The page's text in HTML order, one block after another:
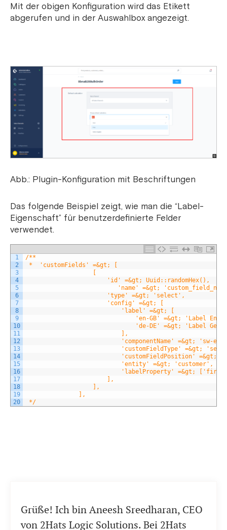
Mit der obigen Konfiguration wird das Etikett
abgerufen und in der Auswahlbox angezeigt.
Abb.: Plugin-Konfiguration mit Beschriftungen
Das folgende Beispiel zeigt, wie man die “Label-
Eigenschaft” für benutzerdefinierte Felder
verwendet.
1
2
3
4
5
6
7
8
9
10
11
12
13
14
15
16
17
18
19
20
/**
*  'customFields' =&gt; [
'id' =&gt; Uuid::randomHex(),
'name' =&gt;
'type' =&gt; 'select',
'config' =&gt; [
'label' =&gt; [
'en-GB' =&gt; 'Label
'de-DE' =&gt; 'Label
],
'componentName' =&gt; 'sw-entity-
'customFieldType' =&gt;
'customFieldPosition' =&gt; 1,
'entity' =&gt; 'customer',
'labelProperty' =&gt; ['firstName',
],
],
],
*/
Grüße! Ich bin Aneesh Sreedharan, CEO
von 2Hats Logic Solutions. Bei 2Hats